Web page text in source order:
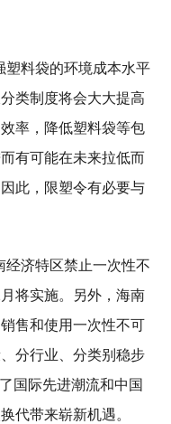
塑料袋的环境成本水平
类制度将会大大提高
率，降低塑料袋等包
有可能在未来拉低而
此，限塑令有必要与
经济特区禁止一次性不
将实施。另外，海南
售和使用一次性不可
分行业、分类别稳步
国际先进潮流和中国
代带来崭新机遇。